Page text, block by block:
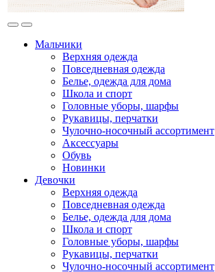
Мальчики
Верхняя одежда
Повседневная одежда
Белье, одежда для дома
Школа и спорт
Головные уборы, шарфы
Рукавицы, перчатки
Чулочно-носочный ассортимент
Аксессуары
Обувь
Новинки
Девочки
Верхняя одежда
Повседневная одежда
Белье, одежда для дома
Школа и спорт
Головные уборы, шарфы
Рукавицы, перчатки
Чулочно-носочный ассортимент